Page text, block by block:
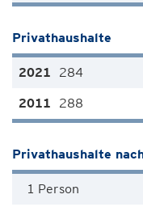
Privathaushalte
284
288
Privathaushalte
1 Person